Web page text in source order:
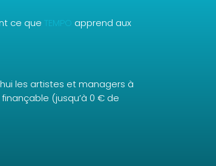
ce queTEMPO apprend aux
les artistes et managers à
(jusqu’à 0 € de